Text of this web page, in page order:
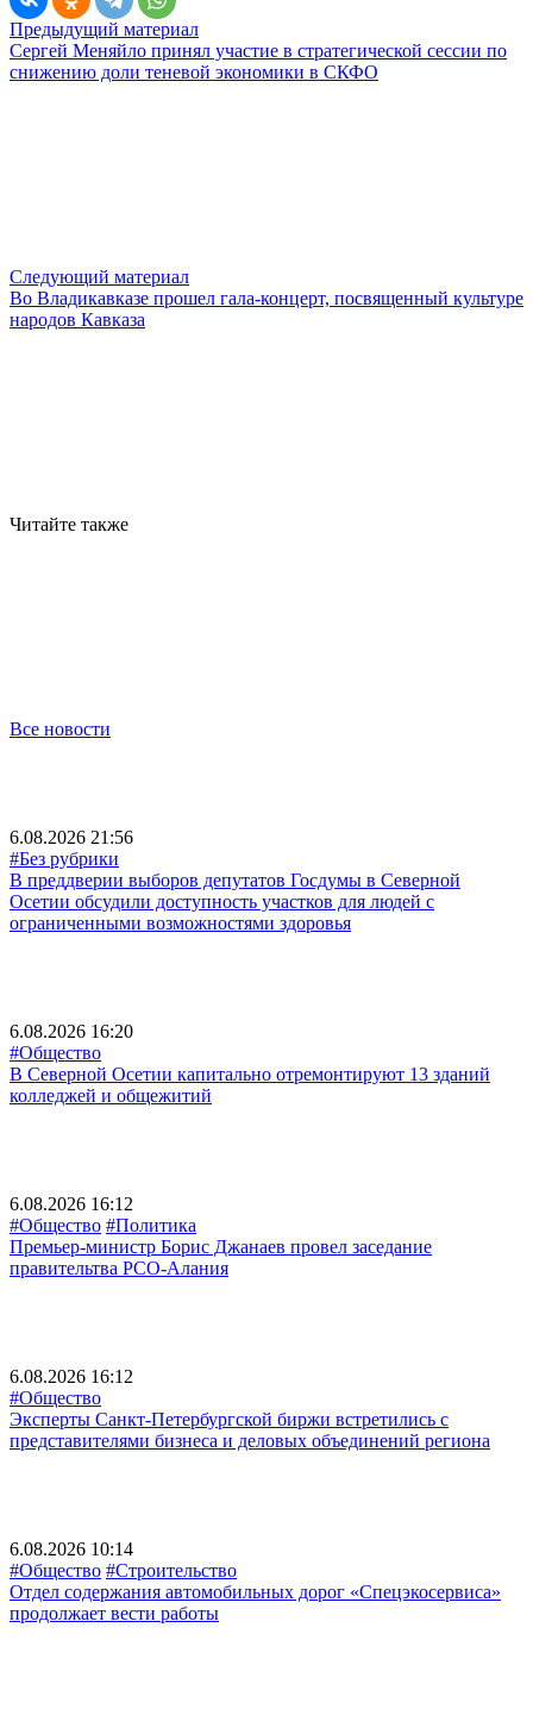
Предыдущий материал
Сергей Меняйло принял участие в стратегической сессии по
снижению доли теневой экономики в СКФО
Следующий материал
Во Владикавказе прошел гала-концерт, посвященный культуре
народов Кавказа
Читайте также
Все новости
6.08.2026 21:56
#Без рубрики
В преддверии выборов депутатов Госдумы в Северной
Осетии обсудили доступность участков для людей с
ограниченными возможностями здоровья
6.08.2026 16:20
#Общество
В Северной Осетии капитально отремонтируют 13 зданий
колледжей и общежитий
6.08.2026 16:12
#Общество #Политика
Премьер-министр Борис Джанаев провел заседание
правительтва РСО-Алания
6.08.2026 16:12
#Общество
Эксперты Санкт-Петербургской биржи встретились с
представителями бизнеса и деловых объединений региона
6.08.2026 10:14
#Общество #Строительство
Отдел содержания автомобильных дорог «Спецэкосервиса»
продолжает вести работы